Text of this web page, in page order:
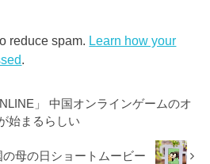
reduce spam. Learn how your
.
」 中国オンラインゲームのオ
始まるらしい
の母の日ショートムービー